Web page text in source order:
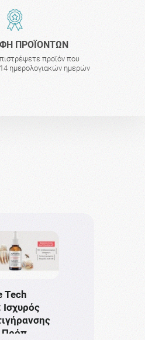
ΠΡΟΪΟΝΤΩΝ
προϊόν που
ημερολογιακών ημερών
Tech
Πρόπ …